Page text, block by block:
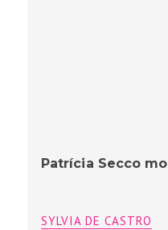
Patrícia Secco
SYLVIA DE CASTRO